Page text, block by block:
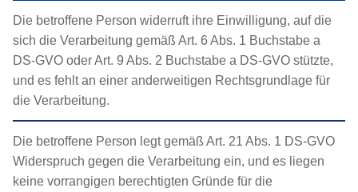
Die betroffene Person widerruft ihre Einwilligung, auf die
sich die Verarbeitung gemäß Art. 6 Abs. 1 Buchstabe a
DS-GVO oder Art. 9 Abs. 2 Buchstabe a DS-GVO stützte,
und es fehlt an einer anderweitigen Rechtsgrundlage für
die Verarbeitung.
Die betroffene Person legt gemäß Art. 21 Abs. 1 DS-GVO
Widerspruch gegen die Verarbeitung ein, und es liegen
keine vorrangigen berechtigten Gründe für die